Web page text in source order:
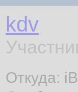
kdv
Откуда: